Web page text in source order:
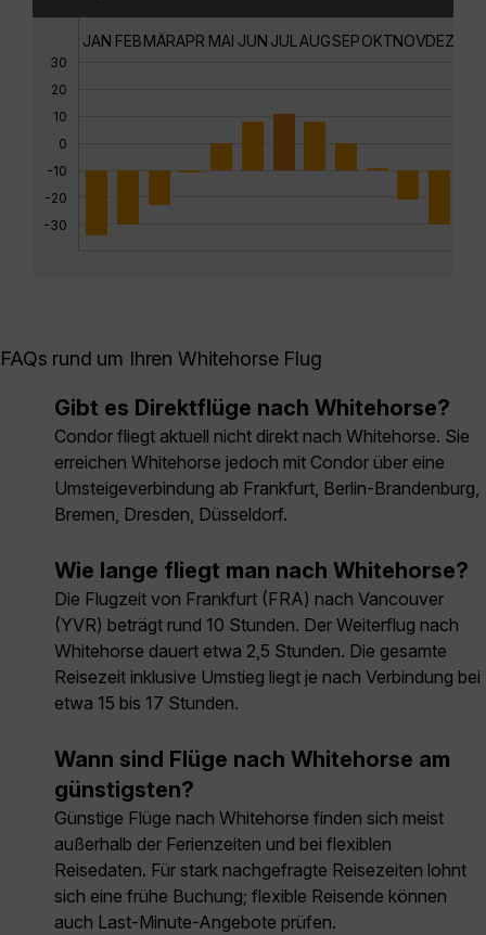
30
20
10
0
-10
-20
-30
JAN FEBMÄRAPR MAI JUN JUL AUGSEPOKTNOVDEZ
FAQs rund um Ihren Whitehorse Flug
Gibt es Direktflüge nach Whitehorse?
Condor fliegt aktuell nicht direkt nach Whitehorse. Sie
erreichen Whitehorse jedoch mit Condor über eine
Umsteigeverbindung ab Frankfurt, Berlin-Brandenburg,
Bremen, Dresden, Düsseldorf.
Wie lange fliegt man nach Whitehorse?
Die Flugzeit von Frankfurt (FRA) nach Vancouver
(YVR) beträgt rund 10 Stunden. Der Weiterflug nach
Whitehorse dauert etwa 2,5 Stunden. Die gesamte
Reisezeit inklusive Umstieg liegt je nach Verbindung bei
etwa 15 bis 17 Stunden.
Wann sind Flüge nach Whitehorse am
günstigsten?
Günstige Flüge nach Whitehorse finden sich meist
außerhalb der Ferienzeiten und bei flexiblen
Reisedaten. Für stark nachgefragte Reisezeiten lohnt
sich eine frühe Buchung; flexible Reisende können
auch Last-Minute-Angebote prüfen.